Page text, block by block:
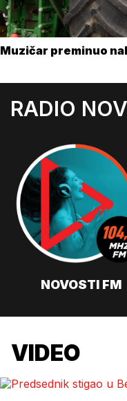
Muzičar preminuo
RADIO
NOVOSTI FM
VIDEO